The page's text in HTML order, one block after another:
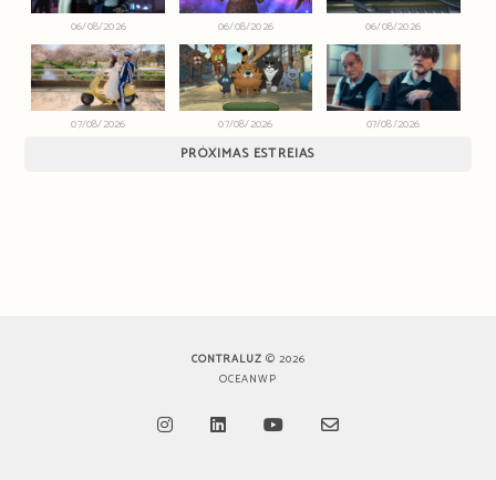
06/08/2026 06/08/2026 06/08/2026
07/08/2026 07/08/2026 07/08/2026
PRÓXIMAS ESTREIAS
CONTRALUZ © 2026
OCEANWP